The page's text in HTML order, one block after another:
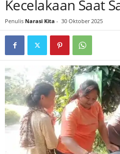
Kecelakaan Saat
Penulis Narasi Kita - 30 Oktober 2025